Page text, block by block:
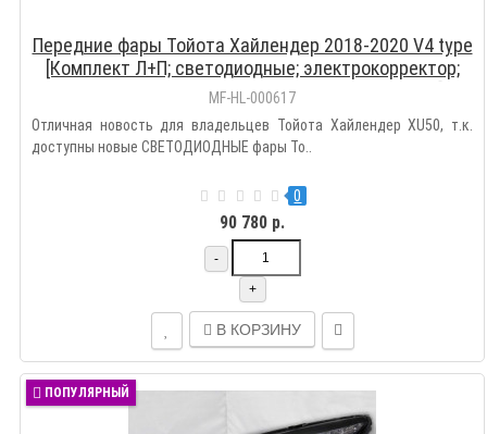
Передние фары Тойота Хайлендер 2018-2020 V4 type
[Комплект Л+П; светодиодные; электрокорректор;
яркие ходовые огни; динамичный поворотник]
MF-HL-000617
Отличная новость для владельцев Тойота Хайлендер XU50, т.к.
доступны новые СВЕТОДИОДНЫЕ фары То..
0
90 780 р.
-
+
В КОРЗИНУ
ПОПУЛЯРНЫЙ